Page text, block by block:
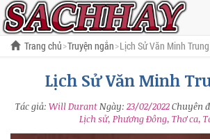
Trang chủ Truyện ngắn Lịch Sử Văn Minh
Lịch Sử Văn Minh
Tác giả: Will DurantNgày: 23/02/2022Chuyên
Lịch sử, Phương Đông, Thơ ca,